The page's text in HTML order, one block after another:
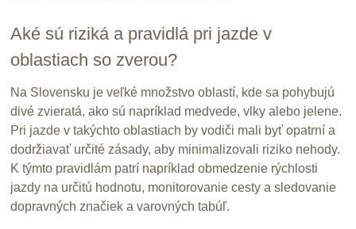
Aké sú riziká a pravidlá pri jazde v
oblastiach so zverou?
Na Slovensku je veľké množstvo oblastí, kde sa pohybujú
divé zvieratá, ako sú napríklad medvede, vlky alebo jelene.
Pri jazde v takýchto oblastiach by vodiči mali byť opatrní a
dodržiavať určité zásady, aby minimalizovali riziko nehody.
K týmto pravidlám patrí napríklad obmedzenie rýchlosti
jazdy na určitú hodnotu, monitorovanie cesty a sledovanie
dopravných značiek a varovných tabúľ.